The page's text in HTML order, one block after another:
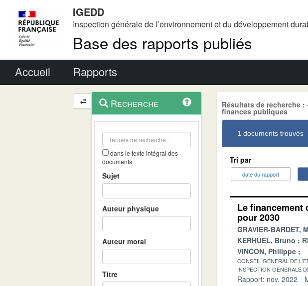
IGEDD
Inspection générale de l’environnement et du développement
Base des rapports publiés
Accueil Rapports
Navigation
et
outils
contextuel
Recherche
dans le texte intégral des
documents
Sujet
Auteur physique
Auteur moral
Titre
Résultats de recherche :
finances publiques
1 documents trouvés
Tri par
date du rapport
Le financement
pour 2030
GRAVIER-BARDET,
KERHUEL, Bruno
VINCON, Philippe
CONSEIL GENERAL DE
INSPECTION GENERALE
Rapport: nov. 2022